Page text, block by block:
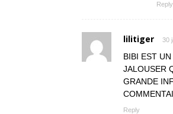
Reply
lilitiger 30
BIBI EST
JALOUSER
GRANDE
Reply